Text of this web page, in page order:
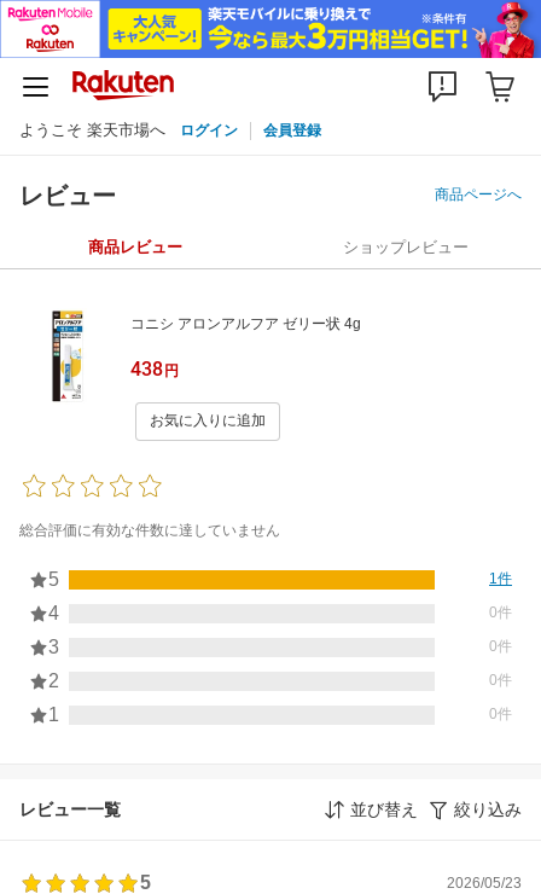
ようこそ 楽天市場へ ログイン 会員登録
レビュー 商品ページへ
商品レビュー ショップレビュー
コニシ アロンアルフア ゼリー状 4g
438円
お気に入りに追加
総合評価に有効な件数に達していません
5 1件
4 0件
3 0件
2 0件
1 0件
レビュー一覧 並び替え 絞り込み
5
2026/05/23